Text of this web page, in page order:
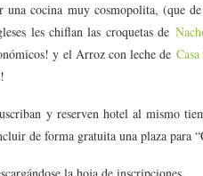
cocina muy cosmopolita, (que
les chiflan las croquetas de
y el Arroz con leche de
y reserven hotel al mismo
de forma gratuita una plaza para